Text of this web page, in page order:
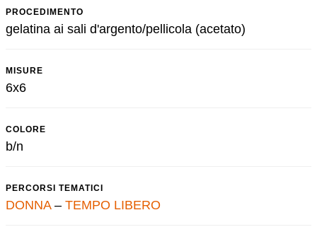
PROCEDIMENTO
gelatina ai sali d'argento/pellicola (acetato)
MISURE
6x6
COLORE
b/n
PERCORSI TEMATICI
DONNA– TEMPO LIBERO